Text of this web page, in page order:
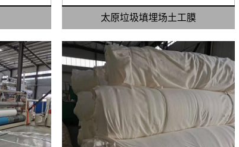
太原垃圾填埋场土工膜